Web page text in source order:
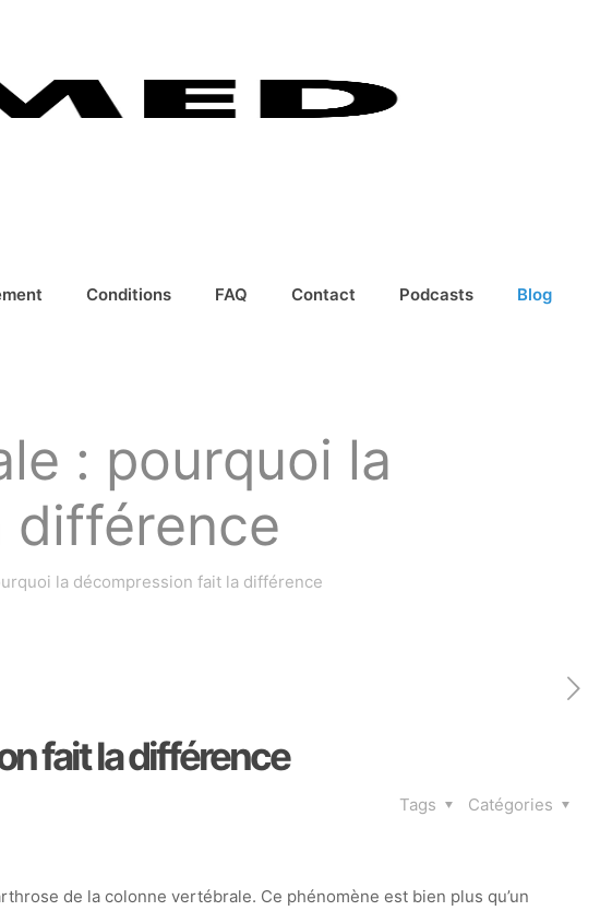
Conditions FAQ Contact Podcasts Blog
: pourquoi la
différence
la décompression fait la différence
fait la différence
Catégories
Tags
de la colonne vertébrale. Ce phénomène est bien plus qu’un